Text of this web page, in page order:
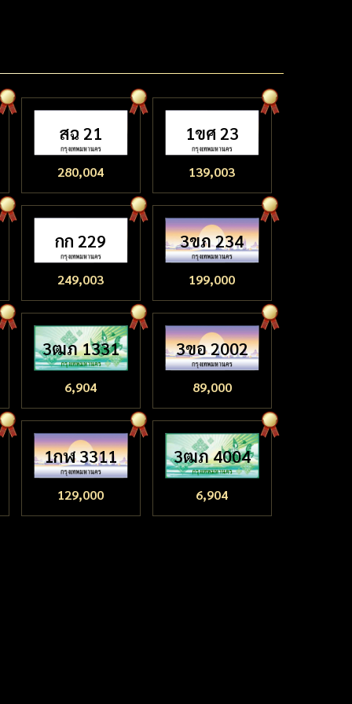
สฉ 21
280,004
1ขศ 23
139,003
กก 229
249,003
3ขภ 234
199,000
3ฒภ 1331
6,904
3ขอ 2002
89,000
1กฬ 3311
129,000
3ฒภ 4004
6,904